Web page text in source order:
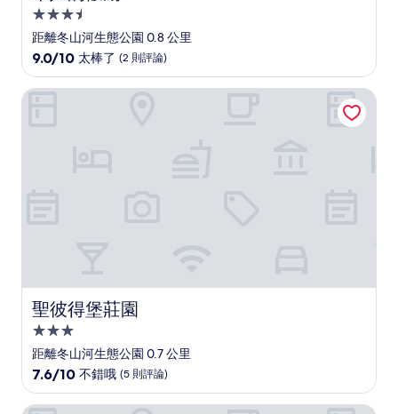
3.5
星
級
住
宿
距離冬山河生態公園 0.8 公里
9.0
分，
滿
9.0/10 太棒了 (2 則評論)
聖彼得堡莊園
聖彼得堡莊園
3.0
星
級
住
宿
距離冬山河生態公園 0.7 公里
7.6
分，
滿
7.6/10 不錯哦 (5 則評論)
聖彼得堡莊園